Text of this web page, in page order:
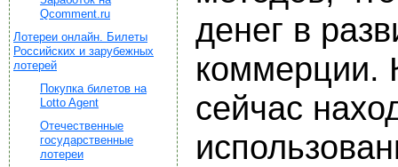
Qcomment.ru
Лотереи онлайн. Билеты
Российских и зарубежных
лотерей
Покупка билетов на
Lotto Agent
Отечественные
государственные
лотереи
денег в
коммерции.
сейчас